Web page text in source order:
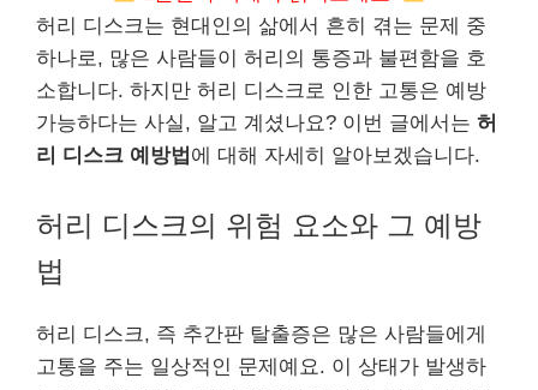
허리 디스크는 현대인의 삶에서 흔히 겪는 문제 중
하나로, 많은 사람들이 허리의 통증과 불편함을 호
소합니다. 하지만 허리 디스크로 인한 고통은 예방
가능하다는 사실, 알고 계셨나요? 이번 글에서는 허
리 디스크 예방법 에 대해 자세히 알아보겠습니다.
허리 디스크의 위험 요소와 그 예방
법
허리 디스크, 즉 추간판 탈출증은 많은 사람들에게
고통을 주는 일상적인 문제예요. 이 상태가 발생하